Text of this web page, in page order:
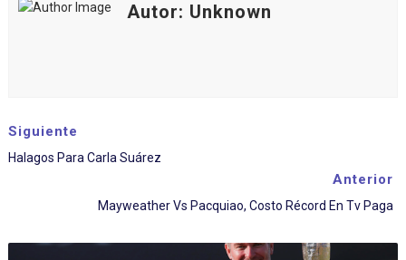
Autor: Unknown
Siguiente
Halagos Para Carla Suárez
Anterior
Mayweather Vs Pacquiao, Costo Récord En Tv Paga